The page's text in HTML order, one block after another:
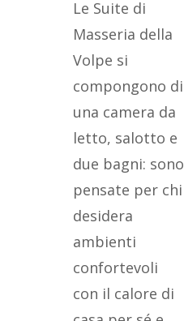
Camera 3
Adulti
Le Suite di
Masseria della
Volpe si
compongono di
una camera da
letto, salotto e
due bagni: sono
pensate per chi
desidera
ambienti
confortevoli
con il calore di